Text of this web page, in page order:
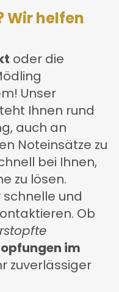
Wir helfen
oder die
Unser
Ihnen rund
auch an
Noteinsätze zu
bei Ihnen,
zu lösen.
schnelle und
Ob
im
zuverlässiger